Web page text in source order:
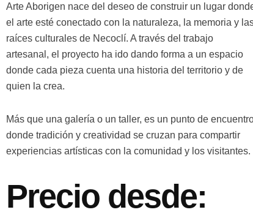
Arte Aborigen nace del deseo de construir un lugar
el arte esté conectado con la naturaleza, la memoria y
raíces culturales de Necoclí. A través del trabajo
artesanal, el proyecto ha ido dando forma a un espacio
donde cada pieza cuenta una historia del territorio y de
quien la crea.
Más que una galería o un taller, es un punto de
donde tradición y creatividad se cruzan para compartir
experiencias artísticas con la comunidad y los visitantes.
Precio desde: